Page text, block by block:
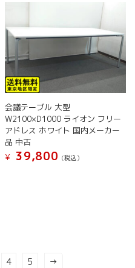
会議テーブル 大型
W2100×D1000 ライオン フリー
アドレス ホワイト 国内メーカー
品 中古
¥
39,800 (税込）
4 5 →